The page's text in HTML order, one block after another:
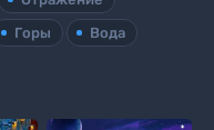
Горы Вода